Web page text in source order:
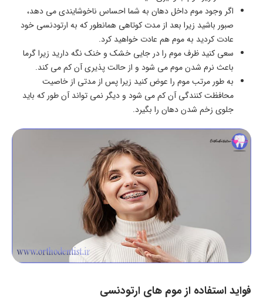
اگر وجود موم داخل دهان به شما احساس ناخوشایندی می دهد،
صبور باشید زیرا بعد از مدت کوتاهی همانطور که به ارتودنسی خود
عادت کردید به موم هم عادت خواهید کرد.
سعی کنید ظرف موم را در جایی خشک و خنک نگه دارید زیرا گرما
باعث نرم شدن موم می شود و از حالت پذیری آن کم می کند.
به طور مرتب موم را عوض کنید زیرا پس از مدتی از خاصیت
محافظت کنندگی آن کم می شود و دیگر نمی تواند آن طور که باید
جلوی زخم شدن دهان را بگیرد.
فواید استفاده از موم های ارتودنسی